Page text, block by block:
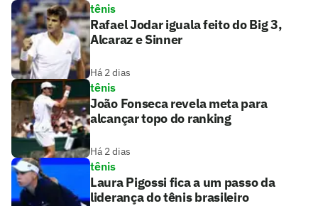
tênis
Rafael Jodar iguala feito do Big 3,
Alcaraz e Sinner
Há 2 dias
tênis
João Fonseca revela meta para
alcançar topo do ranking
Há 2 dias
tênis
Laura Pigossi fica a um passo da
liderança do tênis brasileiro